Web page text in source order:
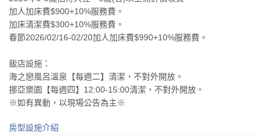
加人加床費$900+10%服務費。
加床清潔費$300+10%服務費。
春節2026/02/16-02/20加人加床費$990+10%服務費。
飯店設施：
海之戀風呂溫泉【每週二】清潔，不對外開放。
挪亞樂園【每週四】12:00-15:00清潔，不對外開放。
※如有異動，以現場公告為主※
房型設施介紹